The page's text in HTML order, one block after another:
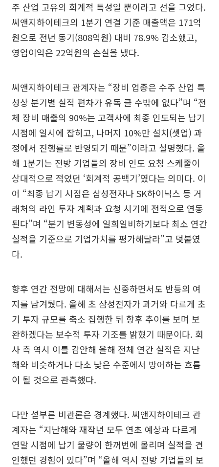
주 산업 고유의 회계적 특성일 뿐이라고 선을 그었다.
씨앤지하이테크의 1분기 연결 기준 매출액은 171억
원으로 전년 동기(808억원) 대비 78.9% 감소했고,
영업이익은 22억원의 손실을 냈다.
씨앤지하이테크 관계자는 “장비 업종은 수주 산업 특
성상 분기별 실적 편차가 유독 클 수밖에 없다”며 “전
체 장비 매출의 90%는 고객사에 최종 인도되는 납기
시점에 일시에 잡히고, 나머지 10%만 설치(셋업) 과
정에서 진행률로 반영되기 때문”이라고 설명했다. 올
해 1분기는 전방 기업들의 장비 인도 요청 스케줄이
상대적으로 적었던 ‘회계적 공백기’였다는 의미다. 이
어 “최종 납기 시점은 삼성전자나 SK하이닉스 등 거
래처의 라인 투자 계획과 요청 시기에 전적으로 연동
된다”며 “분기 변동성에 일희일비하기보다 최소 연간
실적을 기준으로 기업가치를 평가해달라”고 덧붙였
다.
향후 연간 전망에 대해서는 신중하면서도 반등의 여
지를 남겨뒀다. 올해 초 삼성전자가 과거와 다르게 초
기 투자 규모를 축소 집행한 뒤 향후 추이를 보며 보
완하겠다는 보수적 투자 기조를 밝혔기 때문이다. 회
사 측 역시 이를 감안해 올해 전체 연간 실적은 지난
해와 비슷하거나 다소 낮은 수준에서 방어하는 흐름
이 될 것으로 관측했다.
다만 섣부른 비관론은 경계했다. 씨앤지하이테크 관
계자는 “지난해와 재작년 모두 연초 예상과 다르게
연말 시점에 납기 물량이 한꺼번에 몰리며 실적을 견
인했던 경험이 있다”며 “올해 역시 전방 기업들의 보